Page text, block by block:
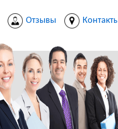
Отзывы